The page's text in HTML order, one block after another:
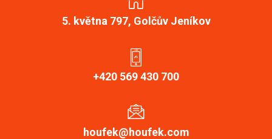
5. května 797, Golčův Jeníkov
+420 569 430 700
houfek@houfek.com